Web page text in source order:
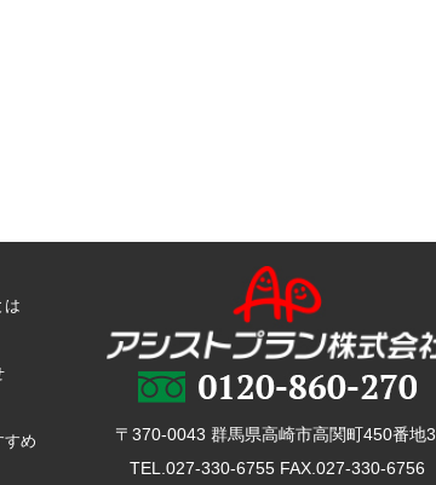
は
すめ
〒370-0043 群馬県高崎市高関町450番地3
TEL.027-330-6755 FAX.027-330-6756